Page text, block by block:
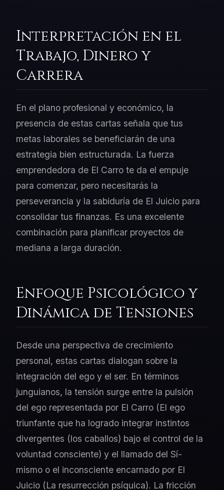
Interpretación en el
Trabajo, Dinero y
Carrera
En el plano profesional y económico, la
presencia de estas cartas señala que tus
metas laborales se beneficiarán de una
estrategia bien estructurada. La fuerza
emprendedora de El Carro te da el empuje
para comenzar, pero necesitarás la
perseverancia y la sabiduría de El Juicio para
consolidar tus finanzas. Es una excelente
combinación para planificar proyectos de
mediana a larga duración.
Enfoque Psicológico y
Dinámica de Tensiones
Desde una perspectiva de crecimiento
personal, estas cartas dialogan sobre la
integración del ego y el ser. En términos
junguianos, la tensión surge entre la pulsión
del ego representada por El Carro (El ego
triunfante que ha logrado integrar instintos
divergentes (los caballos) bajo el control de la
voluntad consciente) y el llamado del Sí-
mismo o el inconsciente encarnado por El
Juicio (La resurrección psíquica). La fricción